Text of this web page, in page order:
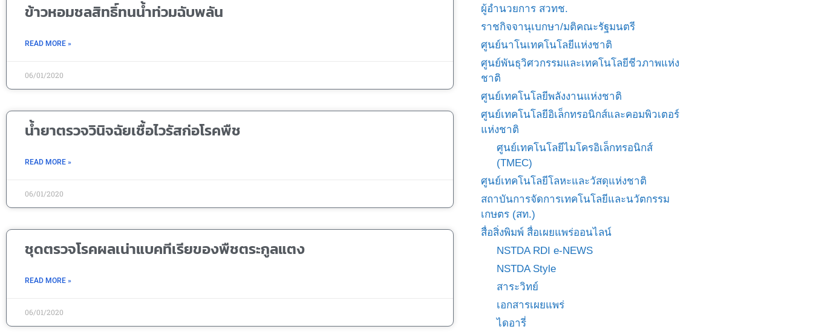
ข้าวหอมชลสิทธิ์ทนน้ำท่วมฉับพลัน
READ MORE »
06/01/2020
น้ำยาตรวจวินิจฉัยเชื้อไวรัสก่อโรคพืช
READ MORE »
06/01/2020
ชุดตรวจโรคผลเน่าแบคทีเรียของพืชตระกูลแตง
READ MORE »
06/01/2020
ผู้อำนวยการ สวทช.
ราชกิจจานุเบกษา/มติคณะรัฐมนตรี
ศูนย์นาโนเทคโนโลยีแห่งชาติ
ศูนย์พันธุวิศวกรรมและเทคโนโลยีชีวภาพแห่ง
ชาติ
ศูนย์เทคโนโลยีพลังงานแห่งชาติ
ศูนย์เทคโนโลยีอิเล็กทรอนิกส์และคอมพิวเตอร์
แห่งชาติ
ศูนย์เทคโนโลยีไมโครอิเล็กทรอนิกส์
(TMEC)
ศูนย์เทคโนโลยีโลหะและวัสดุแห่งชาติ
สถาบันการจัดการเทคโนโลยีและนวัตกรรม
เกษตร (สท.)
สื่อสิ่งพิมพ์ สื่อเผยแพร่ออนไลน์
NSTDA RDI e-NEWS
NSTDA Style
สาระวิทย์
เอกสารเผยแพร่
ไดอารี่